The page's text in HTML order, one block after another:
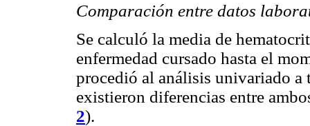
Comparación entre datos
Se calculó la media de
enfermedad cursado hasta el
procedió al análisis univariado a
existieron diferencias entre
2).